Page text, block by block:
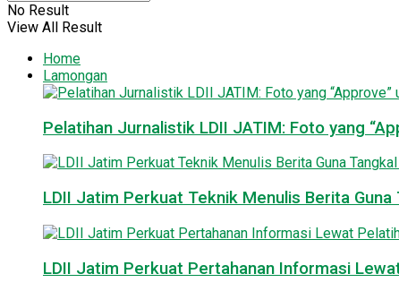
No Result
View All Result
Home
Lamongan
Pelatihan Jurnalistik LDII JATIM: Foto yang
LDII Jatim Perkuat Teknik Menulis Berita
LDII Jatim Perkuat Pertahanan Informasi